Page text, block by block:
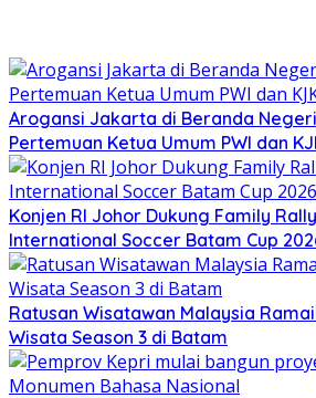
Arogansi Jakarta di Beranda
Pertemuan Ketua Umum PWI dan
Konjen RI Johor Dukung Family
International Soccer Batam Cup
Ratusan Wisatawan Malaysia
Wisata Season 3 di Batam